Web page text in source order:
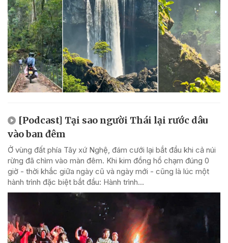
[Podcast] Tại sao người Thái lại rước dâu
vào ban đêm
Ở vùng đất phía Tây xứ Nghệ, đám cưới lại bắt đầu khi cả núi
rừng đã chìm vào màn đêm. Khi kim đồng hồ chạm đúng 0
giờ - thời khắc giữa ngày cũ và ngày mới - cũng là lúc một
hành trình đặc biệt bắt đầu: Hành trình...